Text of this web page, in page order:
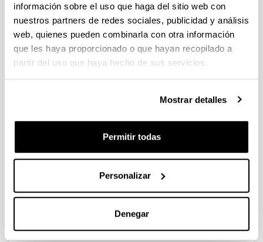
información sobre el uso que haga del sitio web con
nuestros partners de redes sociales, publicidad y análisis
web, quienes pueden combinarla con otra información
que les haya proporcionado o que hayan recopilado a
partir del uso que haya hecho de sus servicios.
Mostrar detalles
Permitir todas
Personalizar
Denegar
Spatial variations in size, weight
and condition factor of the females
of Acartia clausi (Copepoda:
Calanoida) along a salinity gradient
in two contrasting estuaries of the
Basque coast (Bay of Biscay
Revista:
Volumen:
571
Página de inicio - Página de fin:
329 - 339